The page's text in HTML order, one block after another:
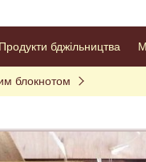
Продукти бджільництва
блокнотом